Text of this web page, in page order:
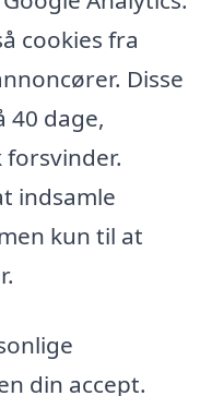
cookies fra
Disse
40 dage,
indsamle
kun til at
din accept.